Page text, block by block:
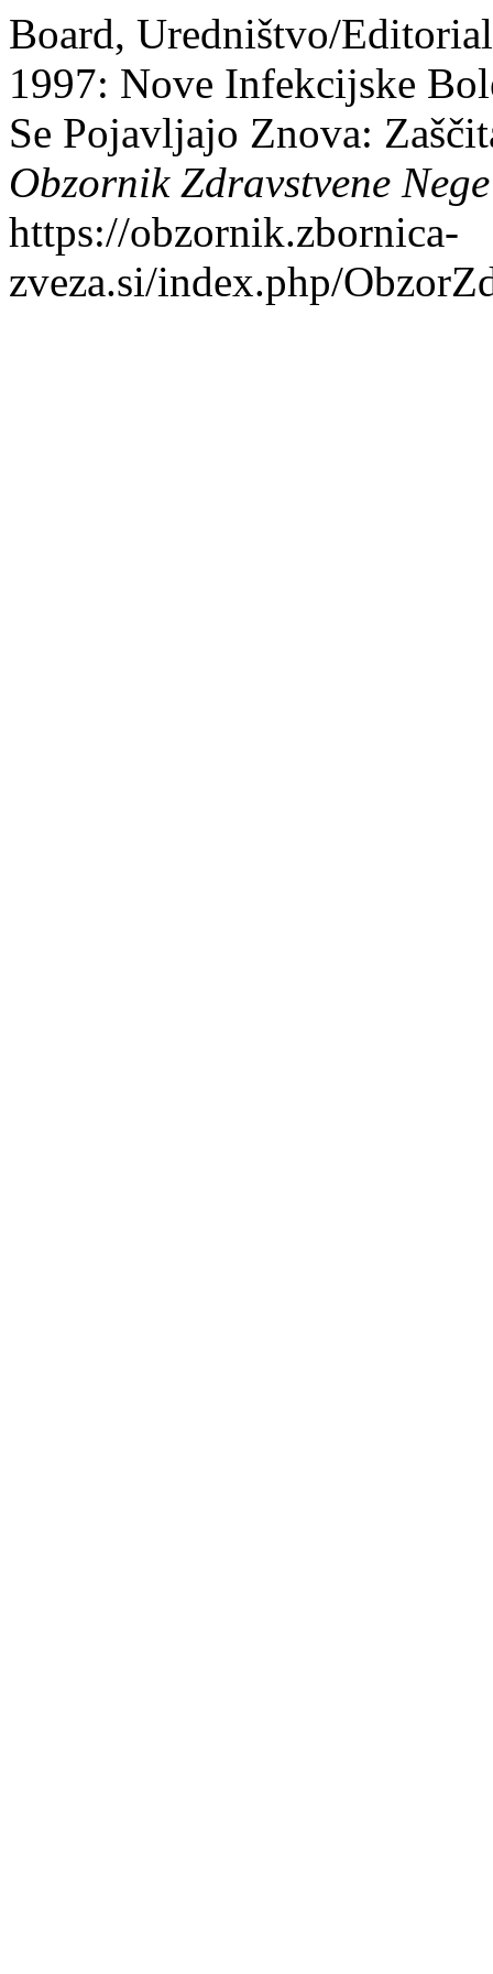
Board, Uredništvo/
1997: Nove Infekcijske
Se Pojavljajo Znova:
Obzornik Zdravstvene Nege
https://obzornik.zbornica-
zveza.si/index.php/